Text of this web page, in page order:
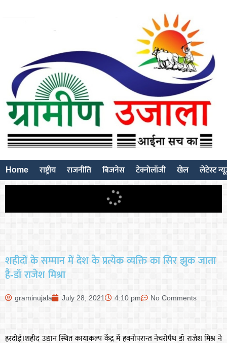
Home राष्ट्रीय राजनीति बिजनेस टेक्नोलॉजी खेल लेटेस्ट
शहीदों के सम्मान में देश के प्रत्येक व्यक्ति का सिर झुक जाता
है-डॉ राजेश मिश्रा
graminujala July 28, 2021 4:10 pm No Comments
हरदोई।शहीद उद्यान स्थित कायाकल्प केंद्र में हवनोपरान्त नेचरोपैथ डॉ राजेश मिश्र ने